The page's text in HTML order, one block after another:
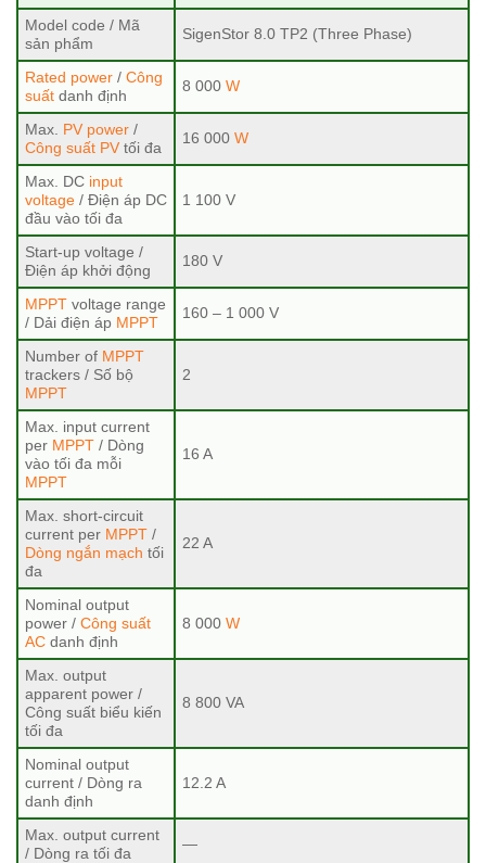
Model code / Mã
sản phẩm
SigenStor 8.0 TP2 (Three Phase)
Rated power / Công
suất danh định
8 000 W
Max. PV power /
Công suất PV tối đa
16 000 W
Max. DC input
voltage / Điện áp DC
đầu vào tối đa
1 100 V
Start-up voltage /
Điện áp khởi động
180 V
MPPT voltage range
/ Dải điện áp MPPT
160 – 1 000 V
Number of MPPT
trackers / Số bộ
MPPT
2
Max. input current
per MPPT / Dòng
vào tối đa mỗi
MPPT
16 A
Max. short-circuit
current per MPPT /
Dòng ngắn mạch tối
đa
22 A
Nominal output
power / Công suất
AC danh định
8 000 W
Max. output
apparent power /
Công suất biểu kiến
tối đa
8 800 VA
Nominal output
current / Dòng ra
danh định
12.2 A
Max. output current
/ Dòng ra tối đa
—